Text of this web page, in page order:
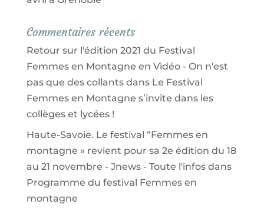
Commentaires récents
Retour sur l'édition 2021 du Festival
Femmes en Montagne en Vidéo - On n'est
pas que des collantsdans Le Festival
Femmes en Montagne s’invite dans les
collèges et lycées !
Haute-Savoie. Le festival “Femmes en
montagne » revient pour sa 2e édition du 18
au 21 novembre - Jnews - Toute l'infosdans
Programme du festival Femmes en
montagne